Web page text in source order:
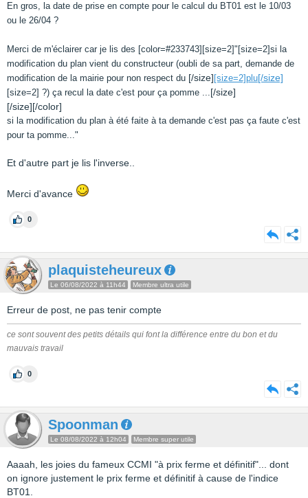
En gros, la date de prise en compte pour le calcul du BT01 est le 10/03
ou le 26/04 ?
Merci de m'éclairer car je lis des [color=#233743][size=2]" [size=2]si la
modification du plan vient du constructeur (oubli de sa part, demande de
modification de la mairie pour non respect du [/size] [size=2]plu[/size]
[size=2] ?) ça recul la date c'est pour ça pomme ...[/size]
[/size][/color]
si la modification du plan à été faite à ta demande c'est pas ça faute c'est
pour ta pomme..."
Et d'autre part je lis l'inverse..
Merci d'avance
0
plaquisteheureux
Le 06/08/2022 à 11h44 Membre ultra utile
Erreur de post, ne pas tenir compte
ce sont souvent des petits détails qui font la différence entre du bon et du
mauvais travail
0
Spoonman
Le 08/08/2022 à 12h04 Membre super utile
Aaaah, les joies du fameux CCMI "à prix ferme et définitif"... dont
on ignore justement le prix ferme et définitif à cause de l'indice
BT01.